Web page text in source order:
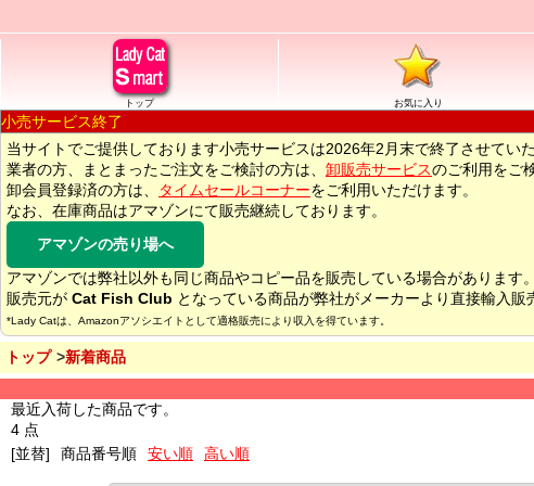
トップ お気に入り
小売サービス終了
当サイトでご提供しております小売サービスは2026年2月末で終了させていた
業者の方、まとまったご注文をご検討の方は、 卸販売サービスのご利用をご
卸会員登録済の方は、
タイムセールコーナーをご利用いただけます。
なお、在庫商品はアマゾンにて販売継続しております。
アマゾンの売り場へ
アマゾンでは弊社以外も同じ商品やコピー品を販売している場合があります。
販売元が Cat Fish Club となっている商品が弊社がメーカーより直接輸入販
*Lady Catは、Amazonアソシエイトとして適格販売により収入を得ています。
トップ
新着商品
最近入荷した商品です。
4 点
[並替]
商品番号順 安い順 高い順